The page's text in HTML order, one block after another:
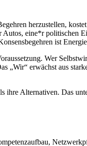
herzustellen,
eine*r politischen
ist
Wer
„Wir“ erwächst aus
Alternativen. Das